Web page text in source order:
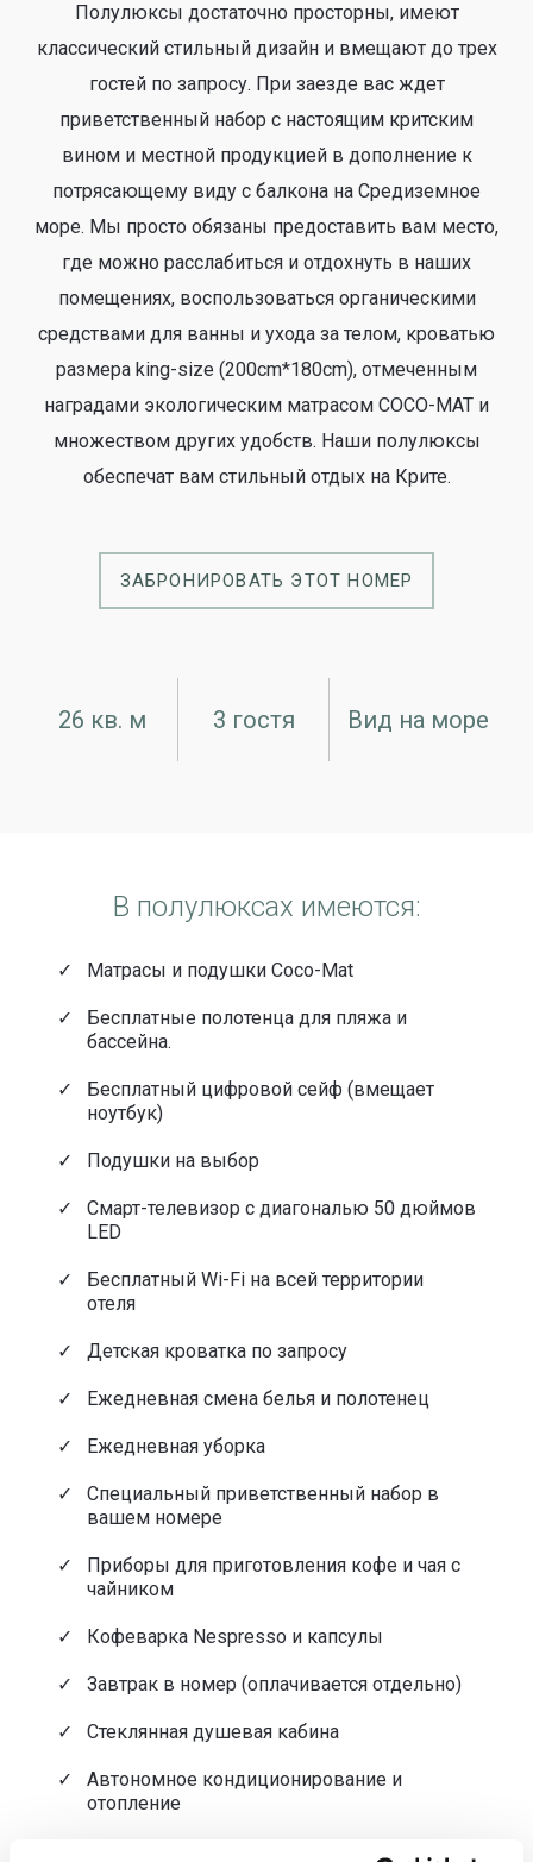
Полулюксы достаточно просторны, имеют
классический стильный дизайн и вмещают до трех
гостей по запросу. При заезде вас ждет
приветственный набор с настоящим критским
вином и местной продукцией в дополнение к
потрясающему виду с балкона на Средиземное
море. Мы просто обязаны предоставить вам место,
где можно расслабиться и отдохнуть в наших
помещениях, воспользоваться органическими
средствами для ванны и ухода за телом, кроватью
размера king-size (200cm*180cm), отмеченным
наградами экологическим матрасом COCO-MAT и
множеством других удобств. Наши полулюксы
обеспечат вам стильный отдых на Крите.
ЗАБРОНИРОВАТЬ ЭТОТ НОМЕР
26 кв. м 3 гостя Вид на море
В полулюксах имеются:
Матрасы и подушки Coco-Mat
Бесплатные полотенца для пляжа и
бассейна.
Бесплатный цифровой сейф (вмещает
ноутбук)
Подушки на выбор
Смарт-телевизор с диагональю 50 дюймов
LED
Бесплатный Wi-Fi на всей территории
отеля
Детская кроватка по запросу
Ежедневная смена белья и полотенец
Ежедневная уборка
Специальный приветственный набор в
вашем номере
Приборы для приготовления кофе и чая с
чайником
Кофеварка Nespresso и капсулы
Завтрак в номер (оплачивается отдельно)
Стеклянная душевая кабина
Автономное кондиционирование и
отопление